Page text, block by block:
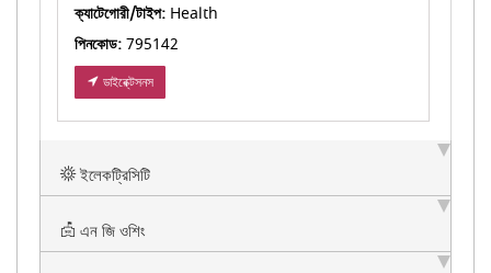
ক্যাটেগোরী/টাইপ: Health
পিনকোড:795142
ডাইরে্ক্টসনস
ইলেকট্রিসিটি
এন জি ওশিং